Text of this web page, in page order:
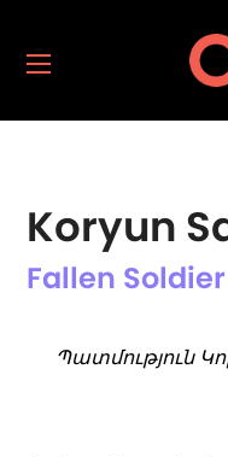
Koryun
Fallen Soldier
Պատմություն